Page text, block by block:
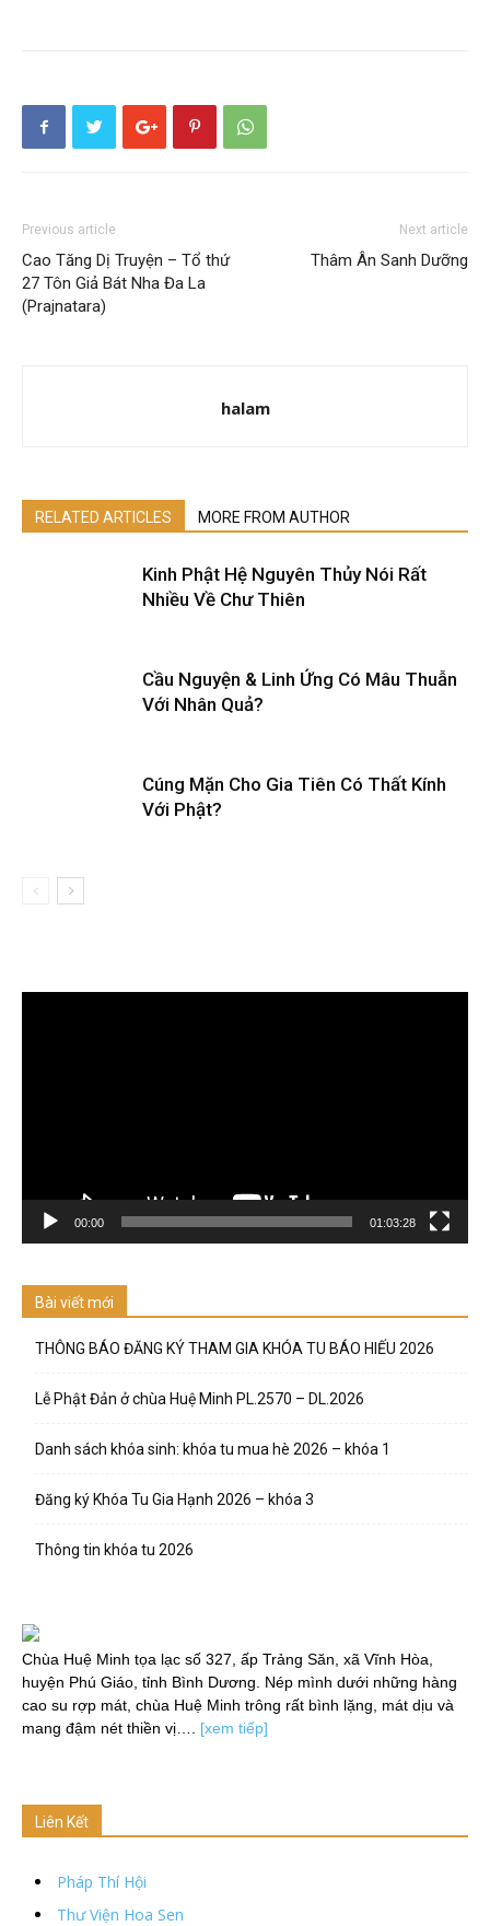
Previous article
Cao Tăng Dị Truyện – Tổ thứ
27 Tôn Giả Bát Nha Đa La
(Prajnatara)
Next article
Thâm Ân Sanh Dưỡng
halam
RELATED ARTICLES MORE FROM AUTHOR
Kinh Phật Hệ Nguyên Thủy Nói Rất
Nhiều Về Chư Thiên
Cầu Nguyện & Linh Ứng Có Mâu Thuẫn
Với Nhân Quả?
Cúng Mặn Cho Gia Tiên Có Thất Kính
Với Phật?
00:00 01:03:28
Bài viết mới
THÔNG BÁO ĐĂNG KÝ THAM GIA KHÓA TU BÁO HIẾU 2026
Lễ Phật Đản ở chùa Huệ Minh PL.2570 – DL.2026
Danh sách khóa sinh: khóa tu mua hè 2026 – khóa 1
Đăng ký Khóa Tu Gia Hạnh 2026 – khóa 3
Thông tin khóa tu 2026
Chùa Huệ Minh tọa lạc số 327, ấp Trảng Săn, xã Vĩnh Hòa,
huyện Phú Giáo, tỉnh Bình Dương. Nép mình dưới những hàng
cao su rợp mát, chùa Huệ Minh trông rất bình lặng, mát dịu và
mang đậm nét thiền vị…. [xem tiếp]
Liên Kết
Pháp Thí Hội
Thư Viện Hoa Sen